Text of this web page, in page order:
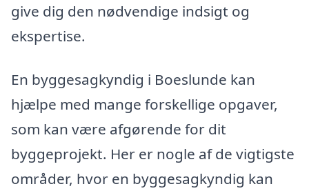
give dig den nødvendige indsigt og
ekspertise.
En byggesagkyndig i Boeslunde kan
hjælpe med mange forskellige opgaver,
som kan være afgørende for dit
byggeprojekt. Her er nogle af de vigtigste
områder, hvor en byggesagkyndig kan